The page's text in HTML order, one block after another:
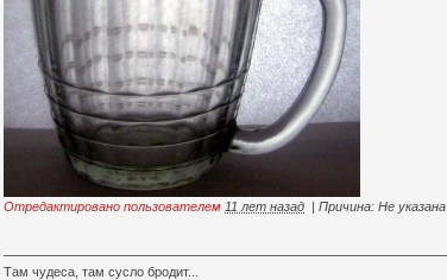
Отредактировано пользователем 11 лет назад Причина: Не указана
Там чудеса, там сусло бродит...